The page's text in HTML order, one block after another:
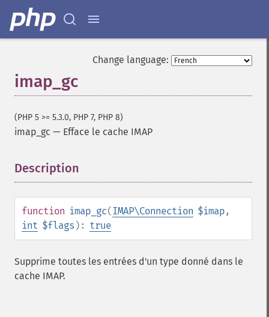
Change language:
imap_gc
(PHP 5 >= 5.3.0, PHP 7, PHP 8)
imap_gc — Efface le cache IMAP
Description
function imap_gc(IMAP\Connection $imap,
int $flags ): true
Supprime toutes les entrées d'un type donné dans le
cache IMAP.